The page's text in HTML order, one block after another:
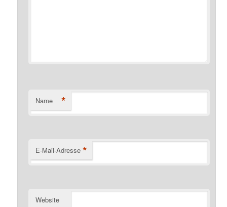
Name *
E-Mail-Adresse *
Website